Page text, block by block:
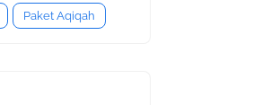
Paket Aqiqah